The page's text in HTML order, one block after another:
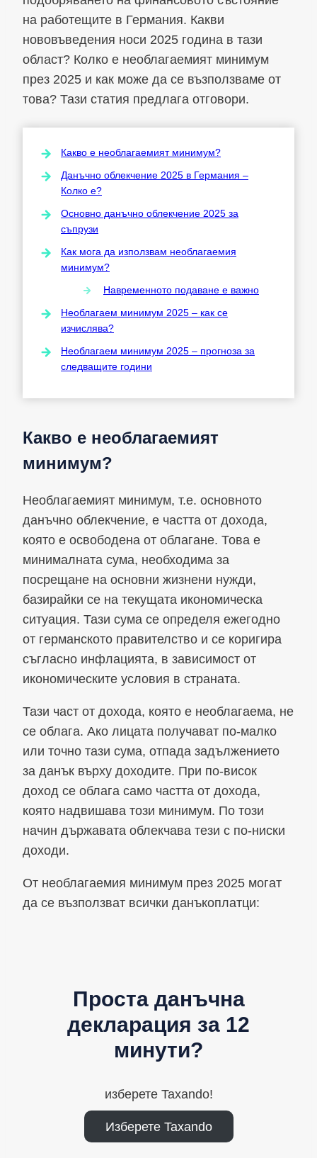
на работещите в Германия. Какви
нововъведения носи 2025 година в тази
област? Колко е необлагаемият минимум
през 2025 и как може да се възползваме от
това? Тази статия предлага отговори.
Какво е необлагаемият минимум?
Данъчно облекчение 2025 в Германия –
Колко е?
Основно данъчно облекчение 2025 за
съпрузи
Как мога да използвам необлагаемия
минимум?
Навременното подаване е важно
Необлагаем минимум 2025 – как се
изчислява?
Необлагаем минимум 2025 – прогноза за
следващите години
Какво е необлагаемият
минимум?
Необлагаемият минимум, т.е. основното
данъчно облекчение, е частта от дохода,
която е освободена от облагане. Това е
минималната сума, необходима за
посрещане на основни жизнени нужди,
базирайки се на текущата икономическа
ситуация. Тази сума се определя ежегодно
от германското правителство и се коригира
съгласно инфлацията, в зависимост от
икономическите условия в страната.
Тази част от дохода, която е необлагаема, не
се облага. Ако лицата получават по-малко
или точно тази сума, отпада задължението
за данък върху доходите. При по-висок
доход се облага само частта от дохода,
която надвишава този минимум. По този
начин държавата облекчава тези с по-ниски
доходи.
От необлагаемия минимум през 2025 могат
да се възползват всички данъкоплатци:
Проста данъчна
декларация за 12
минути?
изберете Taxando!
Изберете Taxando